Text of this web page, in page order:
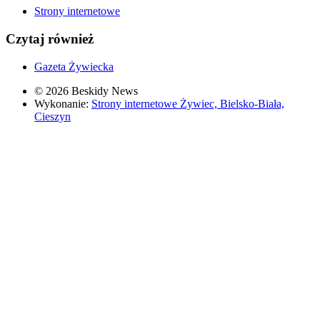
Strony internetowe
Czytaj również
Gazeta Żywiecka
© 2026 Beskidy News
Wykonanie: Strony internetowe Żywiec, Bielsko-Biała,
Cieszyn